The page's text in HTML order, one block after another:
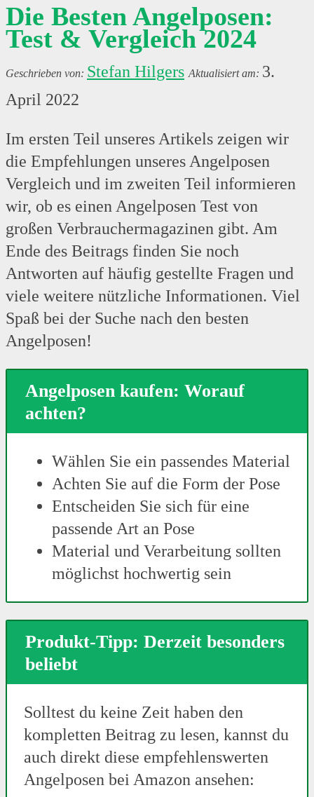
Die Besten Angelposen:
Test & Vergleich 2024
Stefan Hilgers
3.
April 2022
Im ersten Teil unseres Artikels zeigen wir
die Empfehlungen unseres Angelposen
Vergleich und im zweiten Teil informieren
wir, ob es einen Angelposen Test von
großen Verbrauchermagazinen gibt. Am
Ende des Beitrags finden Sie noch
Antworten auf häufig gestellte Fragen und
viele weitere nützliche Informationen. Viel
Spaß bei der Suche nach den besten
Angelposen!
Angelposen kaufen: Worauf
achten?
Wählen Sie ein passendes Material
Achten Sie auf die Form der Pose
Entscheiden Sie sich für eine
passende Art an Pose
Material und Verarbeitung sollten
möglichst hochwertig sein
Produkt-Tipp: Derzeit besonders
beliebt
Solltest du keine Zeit haben den
kompletten Beitrag zu lesen, kannst du
auch direkt diese empfehlenswerten
Angelposen bei Amazon ansehen: